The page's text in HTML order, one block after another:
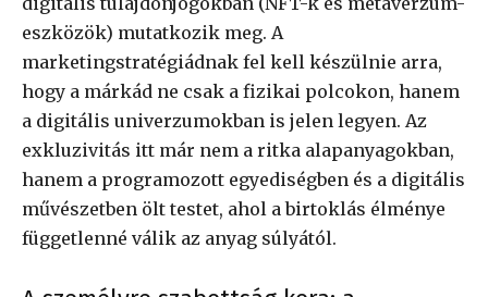
eszközök) mutatkozik meg. A
marketingstratégiádnak fel kell készülnie arra,
hogy a márkád ne csak a fizikai polcokon, hanem
a digitális univerzumokban is jelen legyen. Az
exkluzivitás itt már nem a ritka alapanyagokban,
hanem a programozott egyediségben és a digitális
művészetben ölt testet, ahol a birtoklás élménye
függetlenné válik az anyag súlyától.